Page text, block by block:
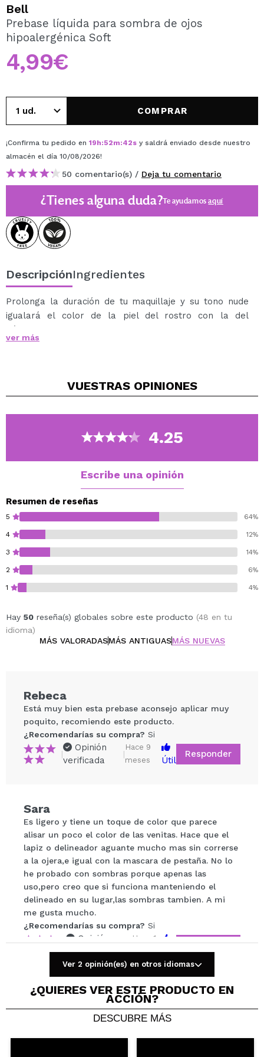
Al crear una cuenta en Maquillalia.com podrás realizar
tus compras rápidamente, revisar el estado de tus
Bell
Prebase líquida para sombra de ojos
hipoalergénica Soft
4,99€
COMPRAR
¡Confirma tu pedido en 19h:52m:42s y saldrá enviado desde nuestro
almacén el día 10/08/2026!
50 comentario(s) / Deja tu comentario
¿Tienes alguna duda?Te ayudamosaquí
DescripciónIngredientes
Prolonga la duración de tu maquillaje y su tono nude
igualará el color de la piel del rostro con la del
párpado.
Su aplicador permite precisión.
ver más
VUESTRAS OPINIONES
4.25
Escribe una opinión
Resumen de reseñas
5 64%
4 12%
3 14%
2 6%
1 4%
Hay 50 reseña(s) globales sobre este producto (48 en tu
idioma)
MÁS VALORADASMÁS ANTIGUASMÁS NUEVAS
Tu vídeo podría ser el primero. Imagínatelo...
¿Recomendarías su compra? Si No
5/5
ENVIAR
Rebeca
Está muy bien esta prebase aconsejo aplicar muy
poquito, recomiendo este producto.
¿Recomendarías su compra? Si
|
Opinión
verificada
|
Hace 9
meses
Útil
Responder
Sara
Es ligero y tiene un toque de color que parece
alisar un poco el color de las venitas. Hace que el
lapiz o delineador aguante mucho mas sin correrse
a la ojera,e igual con la mascara de pestaña. No lo
he probado con sombras porque apenas las
uso,pero creo que si funciona manteniendo el
delineado en su lugar,las sombras tambien. A mi
me gusta mucho.
¿Recomendarías su compra? Si
|
Opinión
verificada
|
Hace 1
año
Útil
Responder
Roció
No me ha gustado es un poco graso
Opinión
Hace 2
Ver 2 opinión(es) en otros idiomas
¿QUIERES VER ESTE PRODUCTO EN
ACCIÓN?
DESCUBRE MÁS